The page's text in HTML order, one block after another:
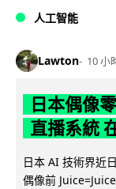
人工智能
Lawton 10 小
日本偶像
直播系統
日本 AI 技術界近
偶像前